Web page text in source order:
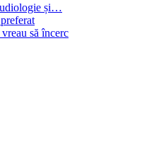
și…
să încerc